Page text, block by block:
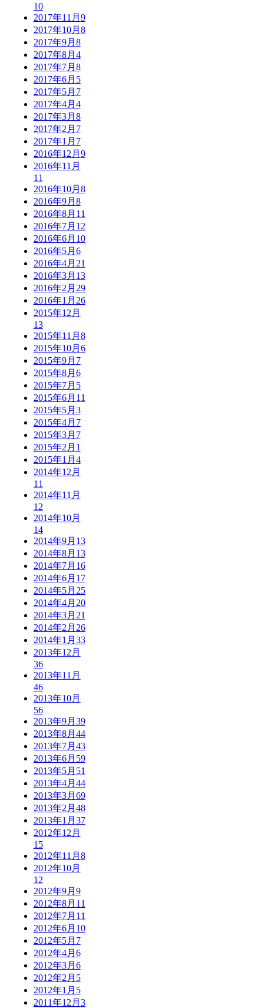
10
2017年11月 9
2017年10月 8
2017年9月 8
2017年8月 4
2017年7月 8
2017年6月 5
2017年5月 7
2017年4月 4
2017年3月 8
2017年2月 7
2017年1月 7
2016年12月 9
2016年11月
11
2016年10月 8
2016年9月 8
2016年8月 11
2016年7月 12
2016年6月 10
2016年5月 6
2016年4月 21
2016年3月 13
2016年2月 29
2016年1月 26
2015年12月
13
2015年11月 8
2015年10月 6
2015年9月 7
2015年8月 6
2015年7月 5
2015年6月 11
2015年5月 3
2015年4月 7
2015年3月 7
2015年2月 1
2015年1月 4
2014年12月
11
2014年11月
12
2014年10月
14
2014年9月 13
2014年8月 13
2014年7月 16
2014年6月 17
2014年5月 25
2014年4月 20
2014年3月 21
2014年2月 26
2014年1月 33
2013年12月
36
2013年11月
46
2013年10月
56
2013年9月 39
2013年8月 44
2013年7月 43
2013年6月 59
2013年5月 51
2013年4月 44
2013年3月 69
2013年2月 48
2013年1月 37
2012年12月
15
2012年11月 8
2012年10月
12
2012年9月 9
2012年8月 11
2012年7月 11
2012年6月 10
2012年5月 7
2012年4月 6
2012年3月 6
2012年2月 5
2012年1月 5
2011年12月 3